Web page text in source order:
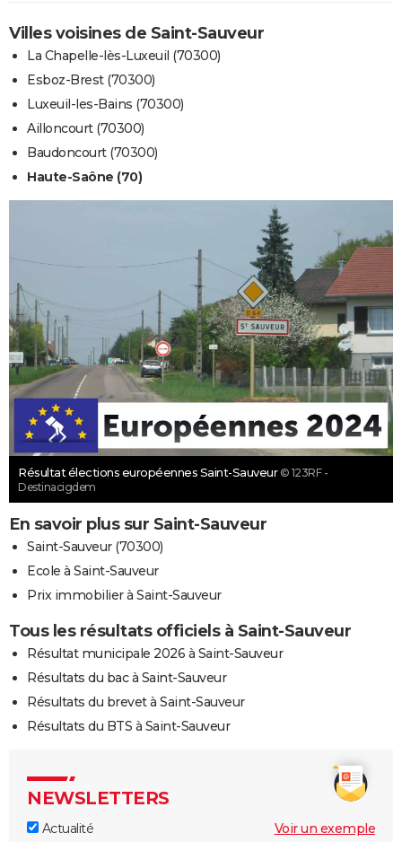
Villes voisines de Saint-Sauveur
La Chapelle-lès-Luxeuil (70300)
Esboz-Brest (70300)
Luxeuil-les-Bains (70300)
Ailloncourt (70300)
Baudoncourt (70300)
Haute-Saône (70)
Résultat élections européennes Saint-Sauveur © 123RF -
Destinacigdem
En savoir plus sur Saint-Sauveur
Saint-Sauveur (70300)
Ecole à Saint-Sauveur
Prix immobilier à Saint-Sauveur
Tous les résultats officiels à Saint-Sauveur
Résultat municipale 2026 à Saint-Sauveur
Résultats du bac à Saint-Sauveur
Résultats du brevet à Saint-Sauveur
Résultats du BTS à Saint-Sauveur
NEWSLETTERS
Actualité
Voir un exemple